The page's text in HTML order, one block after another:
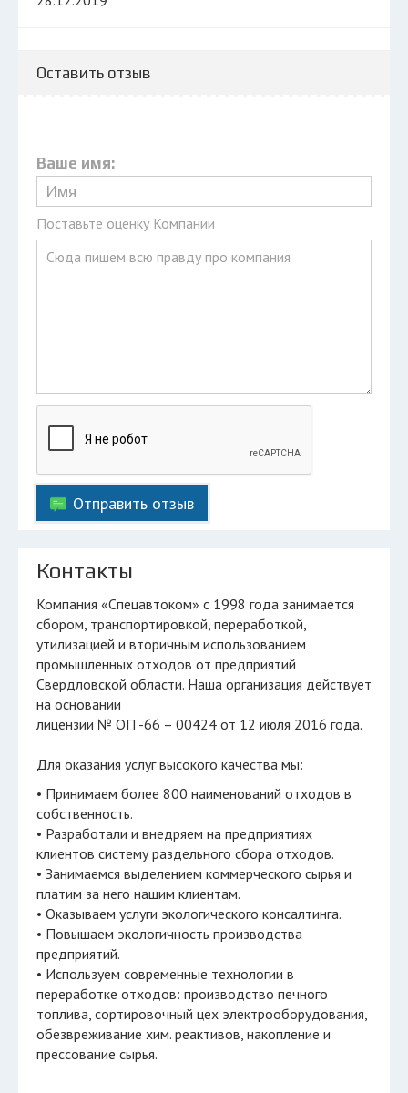
Оставить отзыв
Ваше имя:
Поставьте оценку Компании
Отправить отзыв
Контакты
Компания «Спецавтоком» с 1998 года занимается
сбором, транспортировкой, переработкой,
утилизацией и вторичным использованием
промышленных отходов от предприятий
Свердловской области. Наша организация действует
на основании
лицензии № ОП -66 – 00424 от 12 июля 2016 года.
Для оказания услуг высокого качества мы:
• Принимаем более 800 наименований отходов в
собственность.
• Разработали и внедряем на предприятиях
клиентов систему раздельного сбора отходов.
• Занимаемся выделением коммерческого сырья и
платим за него нашим клиентам.
• Оказываем услуги экологического консалтинга.
• Повышаем экологичность производства
предприятий.
• Используем современные технологии в
переработке отходов: производство печного
топлива, сортировочный цех электрооборудования,
обезвреживание хим. реактивов, накопление и
прессование сырья.